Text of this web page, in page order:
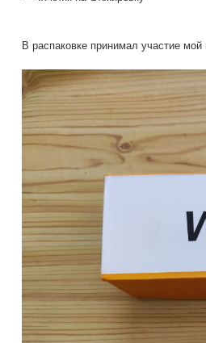
В распаковке принимал участие